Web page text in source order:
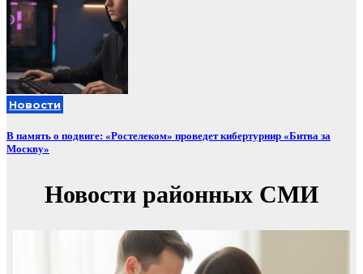
Новости
В память о подвиге: «Ростелеком» проведет кибертурнир «Битва за
Москву»